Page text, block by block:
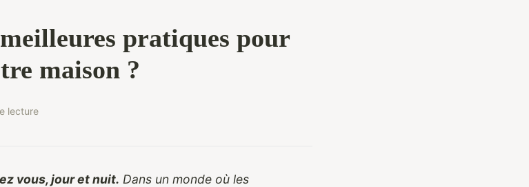
pratiques pour
maison ?
lecture
vous, jour et nuit. Dans un monde où les